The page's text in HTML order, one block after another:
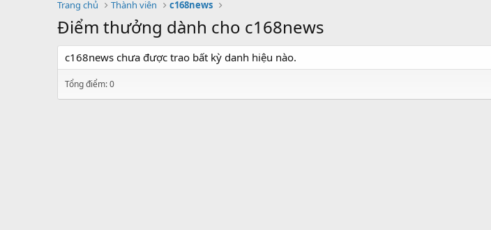
Trang chủ
Thành viên c168news
Điểm thưởng dành cho c168news
c168news chưa được trao bất kỳ danh hiệu nào.
Tổng điểm: 0